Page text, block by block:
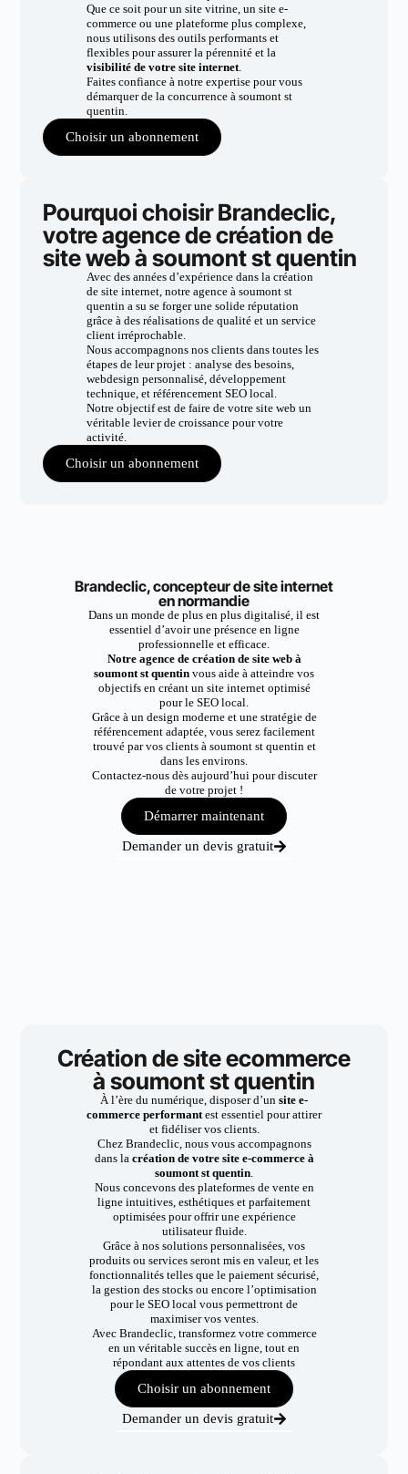
Que ce soit pour un site vitrine, un site e-
commerce ou une plateforme plus complexe,
nous utilisons des outils performants et
flexibles pour assurer la pérennité et la
visibilité de votre site internet.
Faites confiance à notre expertise pour vous
démarquer de la concurrence à soumont st
quentin.
Choisir un abonnement
Pourquoi choisir Brandeclic,
votre agence de création de
site web à soumont st quentin
Avec des années d’expérience dans la création
de site internet, notre agence à soumont st
quentin a su se forger une solide réputation
grâce à des réalisations de qualité et un service
client irréprochable.
Nous accompagnons nos clients dans toutes les
étapes de leur projet : analyse des besoins,
webdesign personnalisé, développement
technique, et référencement SEO local.
Notre objectif est de faire de votre site web un
véritable levier de croissance pour votre
activité.
Choisir un abonnement
Brandeclic, concepteur de site internet
en normandie
Dans un monde de plus en plus digitalisé, il est
essentiel d’avoir une présence en ligne
professionnelle et efficace.
Notre agence de création de site web à
soumont st quentin vous aide à atteindre vos
objectifs en créant un site internet optimisé
pour le SEO local.
Grâce à un design moderne et une stratégie de
référencement adaptée, vous serez facilement
trouvé par vos clients à soumont st quentin et
dans les environs.
Contactez-nous dès aujourd’hui pour discuter
de votre projet !
Démarrer maintenant
Demander un devis gratuit
Création de site ecommerce
à soumont st quentin
À l’ère du numérique, disposer d’un site e-
commerce performantest essentiel pour attirer
et fidéliser vos clients.
Chez Brandeclic, nous vous accompagnons
dans la création de votre site e-commerce à
soumont st quentin.
Nous concevons des plateformes de vente en
ligne intuitives, esthétiques et parfaitement
optimisées pour offrir une expérience
utilisateur fluide.
Grâce à nos solutions personnalisées, vos
produits ou services seront mis en valeur, et les
fonctionnalités telles que le paiement sécurisé,
la gestion des stocks ou encore l’optimisation
pour le SEO local vous permettront de
maximiser vos ventes.
Avec Brandeclic, transformez votre commerce
en un véritable succès en ligne, tout en
répondant aux attentes de vos clients
Choisir un abonnement
Demander un devis gratuit